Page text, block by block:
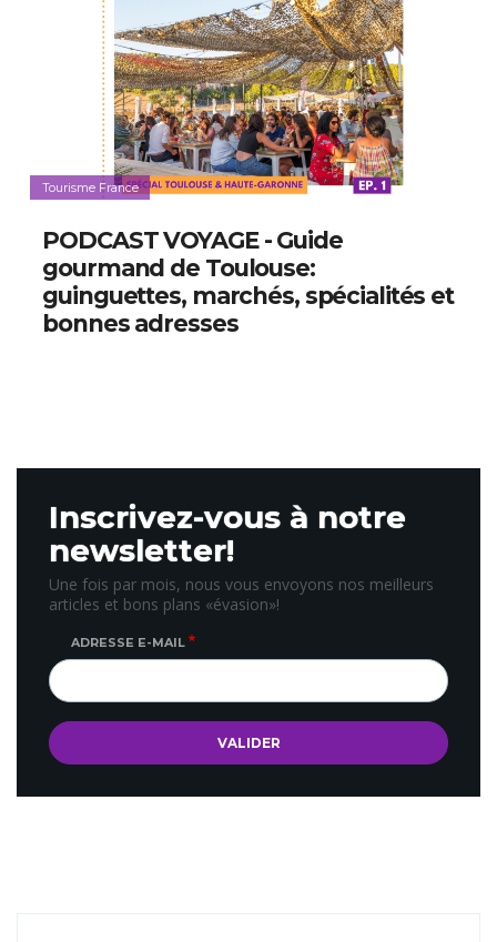
Tourisme France
PODCAST VOYAGE - Guide
gourmand de Toulouse:
guinguettes, marchés, spécialités et
bonnes adresses
Inscrivez-vous à notre
newsletter!
Une fois par mois, nous vous envoyons nos meilleurs
articles et bons plans «évasion»!
ADRESSE E-MAIL